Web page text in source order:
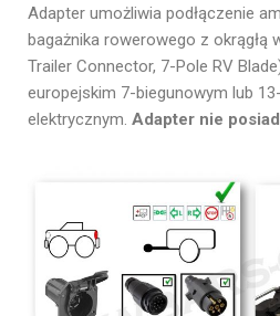
Adapter umożliwia podłączenie
bagażnika rowerowego z okrągłą
Trailer Connector, 7-Pole RV
europejskim 7-biegunowym lub
elektrycznym. Adapter nie